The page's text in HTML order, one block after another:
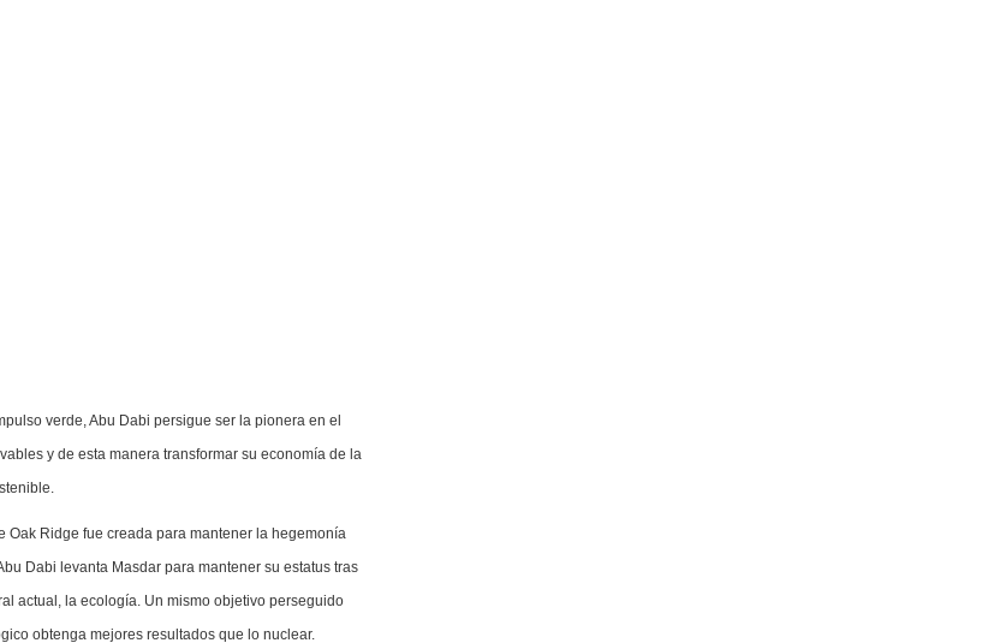
verde, Abu Dabi persigue ser la pionera en el
y de esta manera transformar su economía de la
Oak Ridge fue creada para mantener la hegemonía
Dabi levanta Masdar para mantener su estatus tras
actual, la ecología. Un mismo objetivo perseguido
obtenga mejores resultados que lo nuclear.